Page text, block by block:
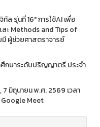
ล รุ่นที่ 16" การใช้AI เพื่อ
ะ Methods and Tips of
ผู้ช่วยศาสตราจารย์
กษาระดับปริญญาตรี ประจำ
7 มิถุนายน พ.ศ. 2569 เวลา
Meet